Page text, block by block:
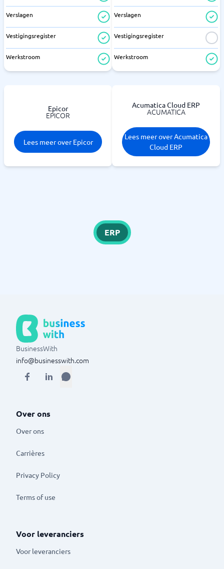
Verslagen
Vestigingsregister
Werkstroom
Verslagen
Vestigingsregister
Werkstroom
Epicor
EPICOR
Lees meer over Epicor
Acumatica Cloud ERP
ACUMATICA
Lees meer over Acumatica
Cloud ERP
ERP
BusinessWith
info@businesswith.com
Over ons
Over ons
Carrières
Privacy Policy
Terms of use
Voor leveranciers
Voor leveranciers